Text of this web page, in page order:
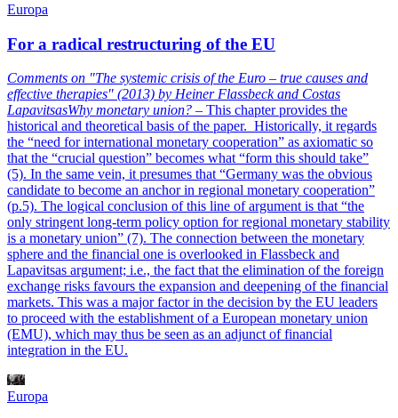
Europa
For a radical restructuring of the EU
Comments on "The systemic crisis of the Euro – true causes and
effective therapies" (2013) by Heiner Flassbeck and Costas
LapavitsasWhy monetary union? – This chapter provides the
historical and theoretical basis of the paper. Historically, it regards
the “need for international monetary cooperation” as axiomatic so
that the “crucial question” becomes what “form this should take”
(5). In the same vein, it presumes that “Germany was the obvious
candidate to become an anchor in regional monetary cooperation”
(p.5). The logical conclusion of this line of argument is that “the
only stringent long-term policy option for regional monetary stability
is a monetary union” (7). The connection between the monetary
sphere and the financial one is overlooked in Flassbeck and
Lapavitsas argument; i.e., the fact that the elimination of the foreign
exchange risks favours the expansion and deepening of the financial
markets. This was a major factor in the decision by the EU leaders
to proceed with the establishment of a European monetary union
(EMU), which may thus be seen as an adjunct of financial
integration in the EU.
Europa